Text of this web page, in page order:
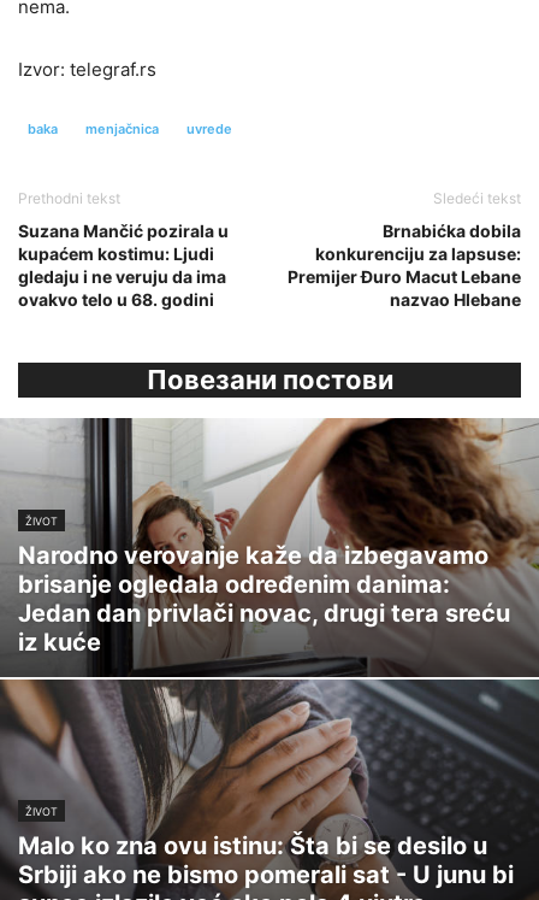
nema.
Izvor: telegraf.rs
baka menjačnica uvrede
Prethodni tekst
Suzana Mančić pozirala u
kupaćem kostimu: Ljudi
gledaju i ne veruju da ima
ovakvo telo u 68. godini
Sledeći tekst
Brnabićka dobila
konkurenciju za lapsuse:
Premijer Đuro Macut Lebane
nazvao Hlebane
Повезани постови
ŽIVOT
Narodno verovanje kaže da izbegavamo
brisanje ogledala određenim danima:
Jedan dan privlači novac, drugi tera sreću
iz kuće
ŽIVOT
Malo ko zna ovu istinu: Šta bi se desilo u
Srbiji ako ne bismo pomerali sat - U junu bi